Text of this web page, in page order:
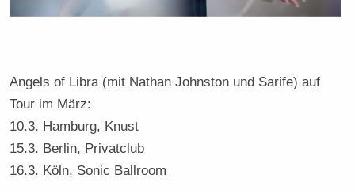
Angels of Libra (mit Nathan Johnston und Sarife) auf
Tour im März:
10.3. Hamburg, Knust
15.3. Berlin, Privatclub
16.3. Köln, Sonic Ballroom